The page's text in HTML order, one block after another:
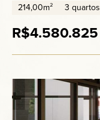
214,00m²
3 quartos
R$4.580.825